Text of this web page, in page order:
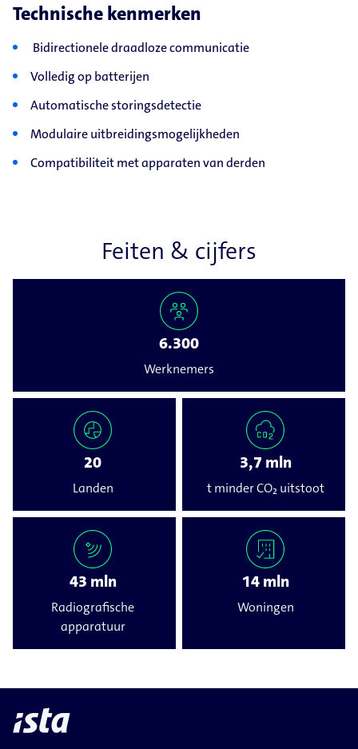
Technische kenmerken
Bidirectionele draadloze communicatie
Volledig op batterijen
Automatische storingsdetectie
Modulaire uitbreidingsmogelijkheden
Compatibiliteit met apparaten van derden
Feiten & cijfers
6.300
Werknemers
20
Landen
3,7 mln
t minder CO₂ uitstoot
43 mln
Radiografische
apparatuur
14 mln
Woningen